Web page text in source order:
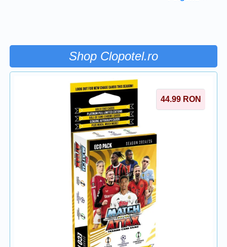
Shop Clopotel.ro
44.99 RON